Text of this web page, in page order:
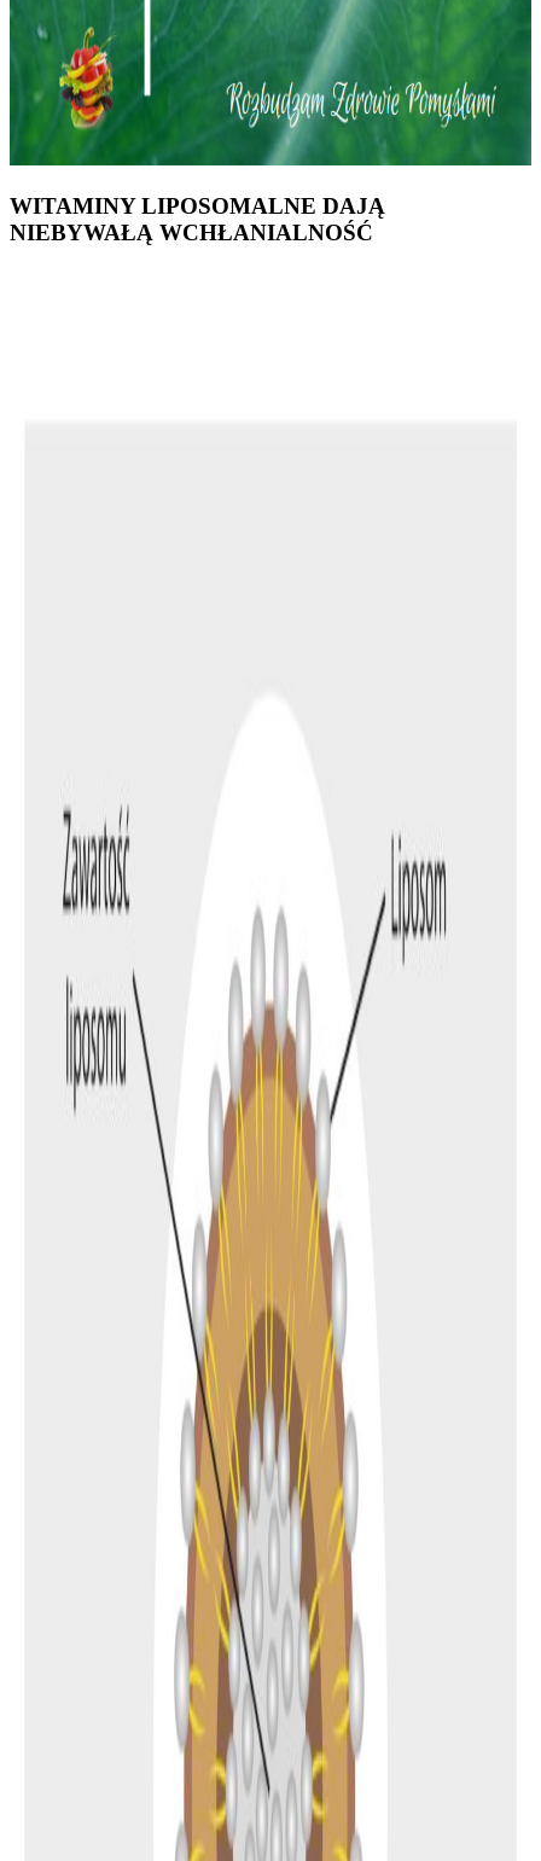
WITAMINY LIPOSOMALNE DAJĄ
NIEBYWAŁĄ WCHŁANIALNOŚĆ